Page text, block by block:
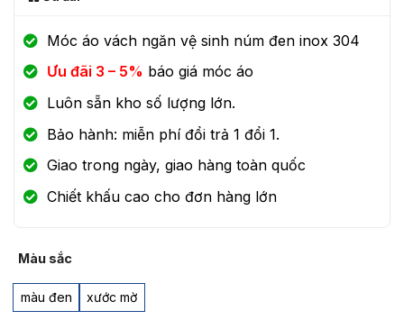
Móc áo vách ngăn vệ sinh núm đen inox 304
Ưu đãi 3 – 5% báo giá móc áo
Luôn sẵn kho số lượng lớn.
Bảo hành: miễn phí đổi trả 1 đổi 1.
Giao trong ngày, giao hàng toàn quốc
Chiết khấu cao cho đơn hàng lớn
Màu sắc
màu đen xước mờ